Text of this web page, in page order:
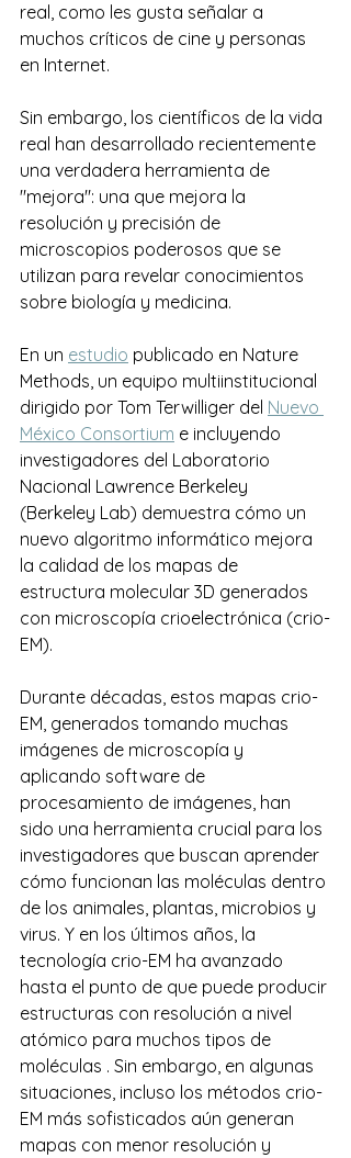
real, como les gusta señalar a
muchos críticos de cine y personas
en Internet.
Sin embargo, los científicos de la vida
real han desarrollado recientemente
una verdadera herramienta de
"mejora": una que mejora la
resolución y precisión de
microscopios poderosos que se
utilizan para revelar conocimientos
sobre biología y medicina.
En un estudio publicado en Nature
Methods, un equipo multiinstitucional
dirigido por Tom Terwilliger del Nuevo
México Consortium e incluyendo
investigadores del Laboratorio
Nacional Lawrence Berkeley
(Berkeley Lab) demuestra cómo un
nuevo algoritmo informático mejora
la calidad de los mapas de
estructura molecular 3D generados
con microscopía crioelectrónica (crio-
EM).
Durante décadas, estos mapas crio-
EM, generados tomando muchas
imágenes de microscopía y
aplicando software de
procesamiento de imágenes, han
sido una herramienta crucial para los
investigadores que buscan aprender
cómo funcionan las moléculas dentro
de los animales, plantas, microbios y
virus. Y en los últimos años, la
tecnología crio-EM ha avanzado
hasta el punto de que puede producir
estructuras con resolución a nivel
atómico para muchos tipos de
moléculas . Sin embargo, en algunas
situaciones, incluso los métodos crio-
EM más sofisticados aún generan
mapas con menor resolución y